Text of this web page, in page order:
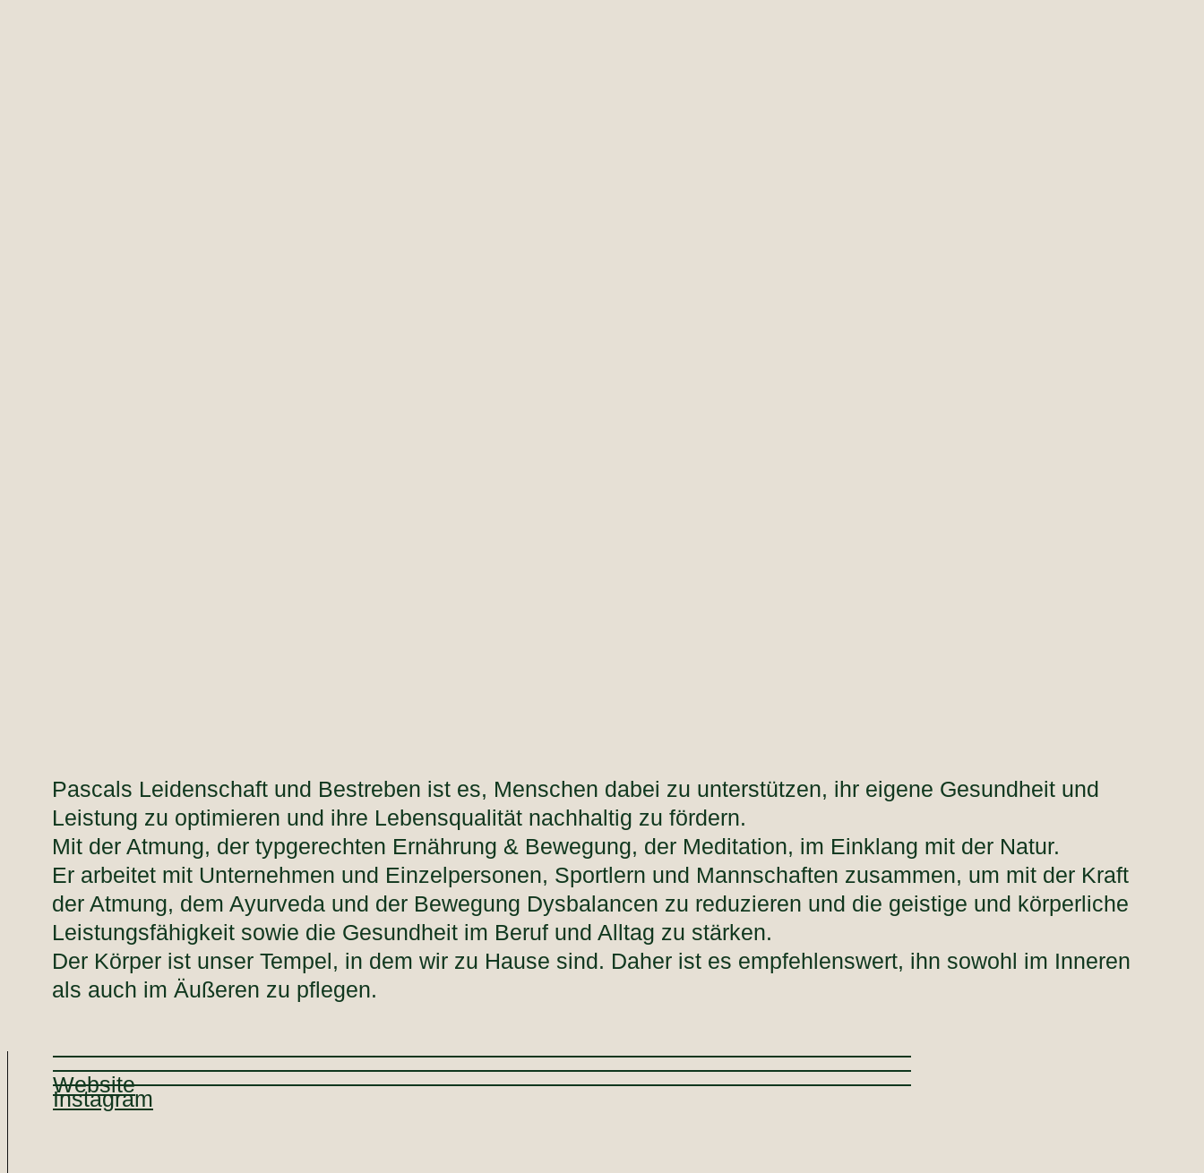
Pascals Leidenschaft und Bestreben ist es, Menschen dabei zu unterstützen, ihr eigene Gesundheit und
Leistung zu optimieren und ihre Lebensqualität nachhaltig zu fördern.
Mit der Atmung, der typgerechten Ernährung & Bewegung, der Meditation, im Einklang mit der Natur.
Er arbeitet mit Unternehmen und Einzelpersonen, Sportlern und Mannschaften zusammen, um mit der Kraft
der Atmung, dem Ayurveda und der Bewegung Dysbalancen zu reduzieren und die geistige und körperliche
Leistungsfähigkeit sowie die Gesundheit im Beruf und Alltag zu stärken.
Der Körper ist unser Tempel, in dem wir zu Hause sind. Daher ist es empfehlenswert, ihn sowohl im Inneren
als auch im Äußeren zu pflegen.
Website
Instagram